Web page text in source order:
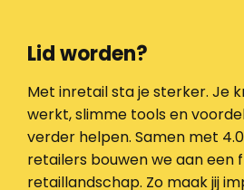
Lid worden?
Met inretail sta je sterker. Je
werkt, slimme tools en
verder helpen. Samen met
retailers bouwen we aan een
retaillandschap. Zo maak jij